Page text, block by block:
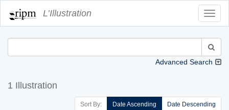
L’Illustration
Advanced Search
1 Illustration
Sort By: Date Ascending Date Descending